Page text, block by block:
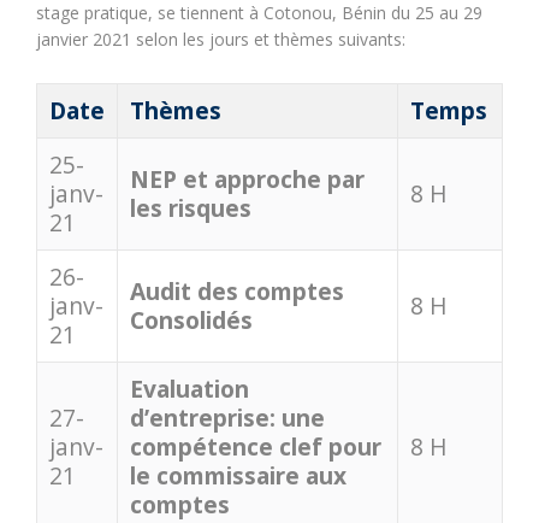
stage pratique, se tiennent à Cotonou, Bénin du 25 au 29
janvier 2021 selon les jours et thèmes suivants:
Date Thèmes
Temps
25-
janv-
21
NEP et approche par
les risques
8 H
26-
janv-
21
Audit des comptes
Consolidés
8 H
27-
janv-
21
Evaluation
d’entreprise: une
compétence clef pour
le commissaire aux
comptes
8 H